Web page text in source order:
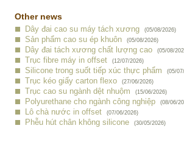
Other news
Dây đai cao su máy tách xương (05/08/2026)
Sản phẩm cao su ép khuôn (05/08/2026)
Dây đai tách xương chất lượng cao (05/08/
Trục fibre máy in offset (12/07/2026)
Silicone trong suốt tiếp xúc thực phẩm (05/
Trục kéo giấy carton flexo (27/06/2026)
Trục cao su ngành dệt nhuộm (15/06/2026)
Polyurethane cho ngành công nghiệp (08/06/
Lô chà nước in offset (07/06/2026)
Phễu hút chân không silicone (30/05/2026)